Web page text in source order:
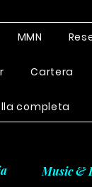
MMN
Cartera
completa
Music &